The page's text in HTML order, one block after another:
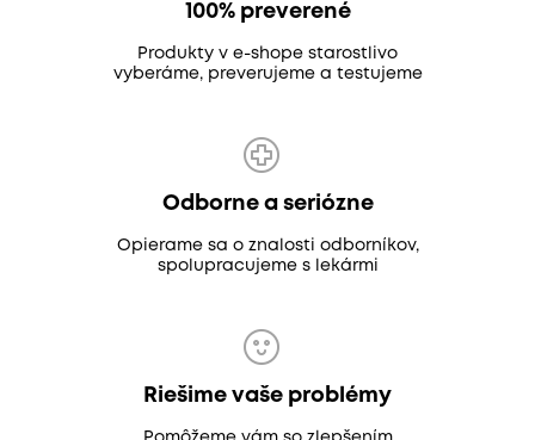
100% preverené
Produkty v e-shope starostlivo
vyberáme, preverujeme a testujeme
Odborne a seriózne
Opierame sa o znalosti odborníkov,
spolupracujeme s lekármi
Riešime vaše problémy